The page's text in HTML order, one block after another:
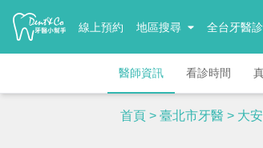
線上預約 地區搜尋 全台牙醫
醫師資訊 看診時間
首頁 > 臺北市牙醫 > 大